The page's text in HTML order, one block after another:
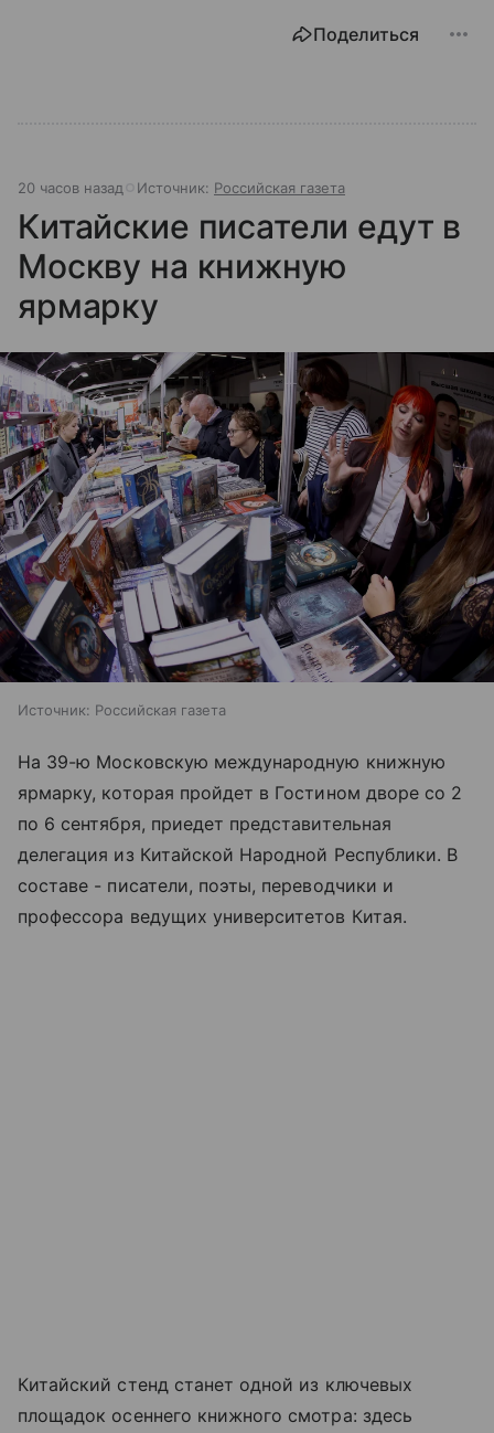
Поделиться
20 часов назад Источник: Российская газета
Китайские писатели едут в
Москву на книжную
ярмарку
Источник: Российская газета
На 39-ю Московскую международную книжную
ярмарку, которая пройдет в Гостином дворе со 2
по 6 сентября, приедет представительная
делегация из Китайской Народной Республики. В
составе - писатели, поэты, переводчики и
профессора ведущих университетов Китая.
Китайский стенд станет одной из ключевых
площадок осеннего книжного смотра: здесь